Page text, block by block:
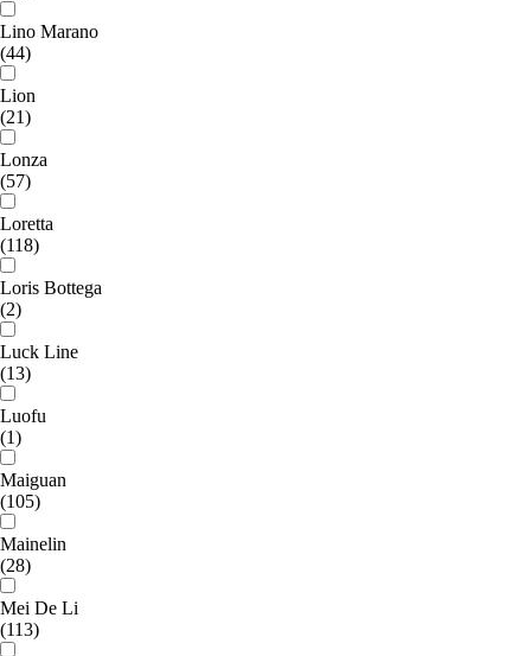
Lino Marano
(44)
Lion
(21)
Lonza
(57)
Loretta
(118)
Loris Bottega
(2)
Luck Line
(13)
Luofu
(1)
Maiguan
(105)
Mainelin
(28)
Mei De Li
(113)